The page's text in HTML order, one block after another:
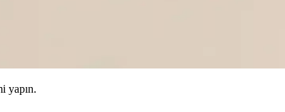
yapın.